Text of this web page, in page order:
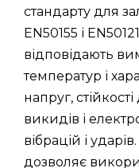
стандарту для
EN50155 і
відповідають
температур і
напруг,
викидів і
вібрацій і
дозволяє